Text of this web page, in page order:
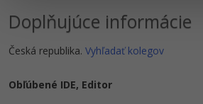
Doplňujúce informácie
Česká republika. Vyhľadať kolegov
Obľúbené IDE, Editor